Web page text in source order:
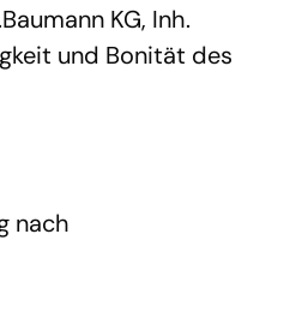
KG, Inh.
und Bonität des
nach